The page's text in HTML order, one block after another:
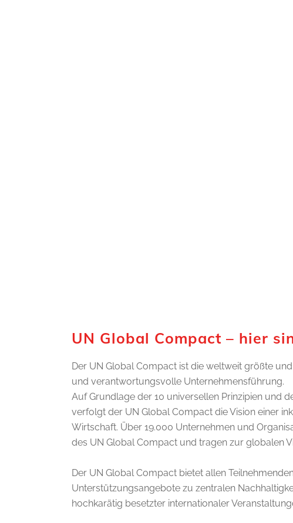
UN Global Compact – hier
Der UN Global Compact ist die weltweit größte
und verantwortungsvolle Unternehmensführung.
Auf Grundlage der 10 universellen Prinzipien und
verfolgt der UN Global Compact die Vision einer
Wirtschaft. Über 19.000 Unternehmen und
des UN Global Compact und tragen zur globalen
Der UN Global Compact bietet allen
Unterstützungsangebote zu zentralen
hochkarätig besetzter internationaler